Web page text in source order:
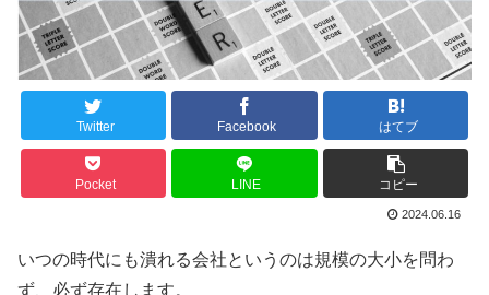
Twitter Facebook はてブ
Pocket LINE コピー
2024.06.16
いつの時代にも潰れる会社というのは規模の大小を問わ
ず、必ず存在します。